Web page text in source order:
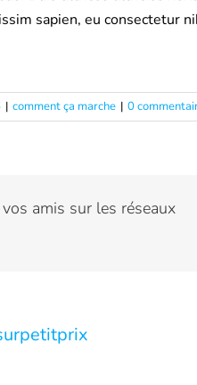
sapien, eu consectetur
| comment ça marche | 0
amis sur les réseaux